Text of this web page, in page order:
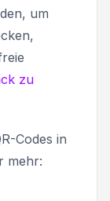
um
zu
Codes in
mehr: